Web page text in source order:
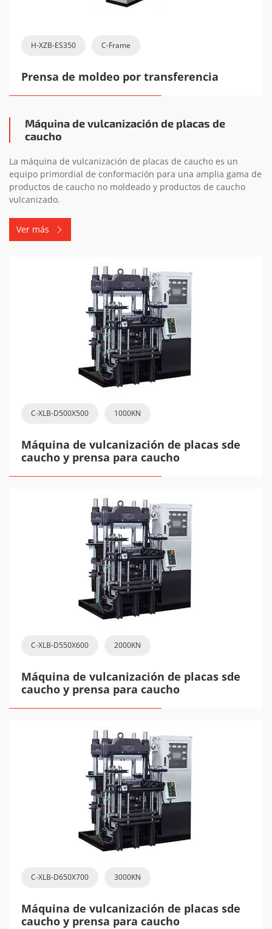
H-XZB-ES350 C-Frame
Prensa de moldeo por transferencia
Máquina de vulcanización de placas de
caucho
La máquina de vulcanización de placas de caucho es un
equipo primordial de conformación para una amplia gama de
productos de caucho no moldeado y productos de caucho
vulcanizado.
Ver más
C-XLB-D500X500 1000KN
Máquina de vulcanización de placas sde
caucho y prensa para caucho
C-XLB-D550X600 2000KN
Máquina de vulcanización de placas sde
caucho y prensa para caucho
C-XLB-D650X700 3000KN
Máquina de vulcanización de placas sde
caucho y prensa para caucho